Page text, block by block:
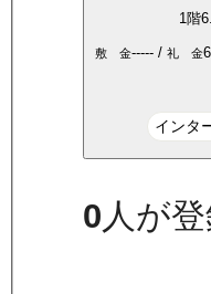
1階
敷 金-----/ 礼 金
インタ
0人が